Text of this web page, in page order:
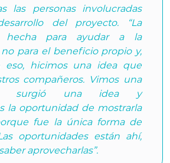
las personas involucradas
del proyecto. “La
hecha para ayudar a la
para el beneficio propio y,
eso, hicimos una idea que
compañeros. Vimos una
surgió una idea y
la oportunidad de mostrarla
fue la única forma de
oportunidades están ahí,
aprovecharlas”.